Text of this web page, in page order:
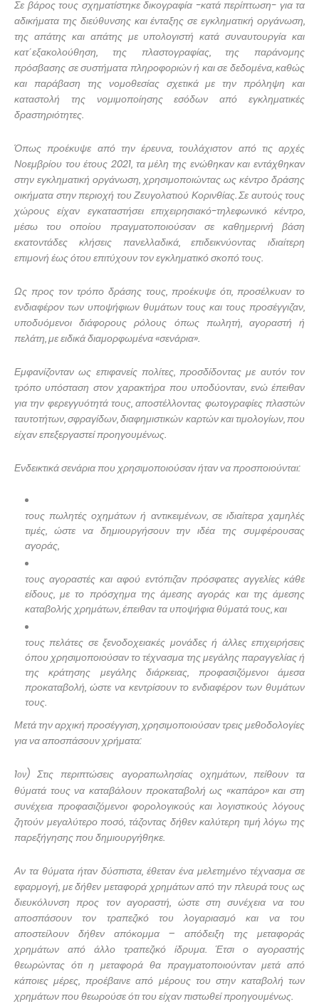
Σε βάρος τους σχηματίστηκε δικογραφία -κατά περίπτωση- για τα
αδικήματα της διεύθυνσης και ένταξης σε εγκληματική οργάνωση,
της απάτης και απάτης με υπολογιστή κατά συναυτουργία και
κατ΄εξακολούθηση, της πλαστογραφίας, της παράνομης
πρόσβασης σε συστήματα πληροφοριών ή και σε δεδομένα, καθώς
και παράβαση της νομοθεσίας σχετικά με την πρόληψη και
καταστολή της νομιμοποίησης εσόδων από εγκληματικές
δραστηριότητες.
Όπως προέκυψε από την έρευνα, τουλάχιστον από τις αρχές
Νοεμβρίου του έτους 2021, τα μέλη της ενώθηκαν και εντάχθηκαν
στην εγκληματική οργάνωση, χρησιμοποιώντας ως κέντρο δράσης
οικήματα στην περιοχή του Ζευγολατιού Κορινθίας. Σε αυτούς τους
χώρους είχαν εγκαταστήσει επιχειρησιακό-τηλεφωνικό κέντρο,
μέσω του οποίου πραγματοποιούσαν σε καθημερινή βάση
εκατοντάδες κλήσεις πανελλαδικά, επιδεικνύοντας ιδιαίτερη
επιμονή έως ότου επιτύχουν τον εγκληματικό σκοπό τους.
Ως προς τον τρόπο δράσης τους, προέκυψε ότι, προσέλκυαν το
ενδιαφέρον των υποψήφιων θυμάτων τους και τους προσέγγιζαν,
υποδυόμενοι διάφορους ρόλους όπως πωλητή, αγοραστή ή
πελάτη, με ειδικά διαμορφωμένα «σενάρια».
Εμφανίζονταν ως επιφανείς πολίτες, προσδίδοντας με αυτόν τον
τρόπο υπόσταση στον χαρακτήρα που υποδύονταν, ενώ έπειθαν
για την φερεγγυότητά τους, αποστέλλοντας φωτογραφίες πλαστών
ταυτοτήτων, σφραγίδων, διαφημιστικών καρτών και τιμολογίων, που
είχαν επεξεργαστεί προηγουμένως.
Ενδεικτικά σενάρια που χρησιμοποιούσαν ήταν να προσποιούνται:
τους πωλητές οχημάτων ή αντικειμένων, σε ιδιαίτερα χαμηλές
τιμές, ώστε να δημιουργήσουν την ιδέα της συμφέρουσας
αγοράς,
τους αγοραστές και αφού εντόπιζαν πρόσφατες αγγελίες κάθε
είδους, με το πρόσχημα της άμεσης αγοράς και της άμεσης
καταβολής χρημάτων, έπειθαν τα υποψήφια θύματά τους, και
τους πελάτες σε ξενοδοχειακές μονάδες ή άλλες επιχειρήσεις
όπου χρησιμοποιούσαν το τέχνασμα της μεγάλης παραγγελίας ή
της κράτησης μεγάλης διάρκειας, προφασιζόμενοι άμεσα
προκαταβολή, ώστε να κεντρίσουν το ενδιαφέρον των θυμάτων
τους.
Μετά την αρχική προσέγγιση, χρησιμοποιούσαν τρεις μεθοδολογίες
για να αποσπάσουν χρήματα:
1ον) Στις περιπτώσεις αγοραπωλησίας οχημάτων, πείθουν τα
θύματά τους να καταβάλουν προκαταβολή ως «καπάρο» και στη
συνέχεια προφασιζόμενοι φορολογικούς και λογιστικούς λόγους
ζητούν μεγαλύτερο ποσό, τάζοντας δήθεν καλύτερη τιμή λόγω της
παρεξήγησης που δημιουργήθηκε.
Αν τα θύματα ήταν δύσπιστα, έθεταν ένα μελετημένο τέχνασμα σε
εφαρμογή, με δήθεν μεταφορά χρημάτων από την πλευρά τους ως
διευκόλυνση προς τον αγοραστή, ώστε στη συνέχεια να του
αποσπάσουν τον τραπεζικό του λογαριασμό και να του
αποστείλουν δήθεν απόκομμα – απόδειξη της μεταφοράς
χρημάτων από άλλο τραπεζικό ίδρυμα. Έτσι ο αγοραστής
θεωρώντας ότι η μεταφορά θα πραγματοποιούνταν μετά από
κάποιες μέρες, προέβαινε από μέρους του στην καταβολή των
χρημάτων που θεωρούσε ότι του είχαν πιστωθεί προηγουμένως.